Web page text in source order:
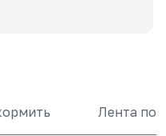
Лента